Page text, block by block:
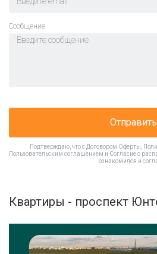
Cообщение
Отправить
Подтверждаю, что с Договором Оферты
Пользовательским соглашением и Согласие о
ознакомился и
Квартиры - проспект